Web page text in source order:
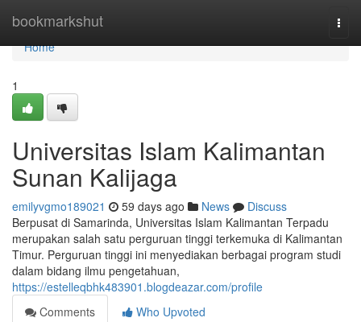
bookmarkshut
Home
Home
1
Universitas Islam Kalimantan
Sunan Kalijaga
emilyvgmo189021 59 days ago News
Discuss
Berpusat di Samarinda, Universitas Islam Kalimantan Terpadu
merupakan salah satu perguruan tinggi terkemuka di Kalimantan
Timur. Perguruan tinggi ini menyediakan berbagai program studi
dalam bidang ilmu pengetahuan,
https://estelleqbhk483901.blogdeazar.com/profile
Comments
Who Upvoted